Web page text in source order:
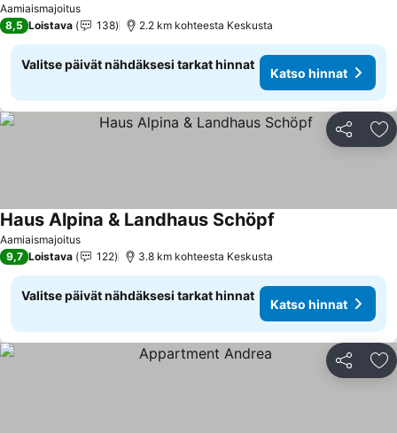
Aamiaismajoitus
8,5 Loistava 138 2.2 km kohteesta Keskusta
Valitse päivät nähdäksesi tarkat hinnat
Katso hinnat
Jaa
Aamiaismajoitus
Haus Alpina & Landhaus Schöpf
9,7 Loistava 122 3.8 km kohteesta Keskusta
Valitse päivät nähdäksesi tarkat hinnat
Katso hinnat
Jaa